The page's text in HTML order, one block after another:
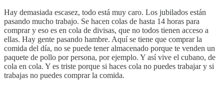
Hay demasiada escasez, todo está muy caro. Los jubilados están
pasando mucho trabajo. Se hacen colas de hasta 14 horas para
comprar y eso es en cola de divisas, que no todos tienen acceso a
ellas. Hay gente pasando hambre. Aquí se tiene que comprar la
comida del día, no se puede tener almacenado porque te venden un
paquete de pollo por persona, por ejemplo. Y así vive el cubano, de
cola en cola. Y es triste porque si haces cola no puedes trabajar y si
trabajas no puedes comprar la comida.